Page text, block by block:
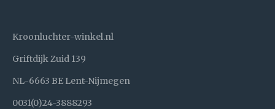
Kroonluchter-winkel.nl
Griftdijk Zuid 139
NL-6663 BE Lent-Nijmegen
0031(0)24-3888293